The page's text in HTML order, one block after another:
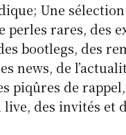
Une
perles rares, des
bootlegs, des
news, de
piqûres de
live, des invités et